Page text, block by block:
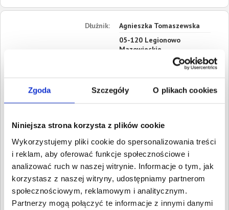
Zgoda Szczegóły O plikach cookies
Niniejsza strona korzysta z plików cookie
Wykorzystujemy pliki cookie do spersonalizowania treści
i reklam, aby oferować funkcje społecznościowe i
analizować ruch w naszej witrynie. Informacje o tym, jak
korzystasz z naszej witryny, udostępniamy partnerom
społecznościowym, reklamowym i analitycznym.
Partnerzy mogą połączyć te informacje z innymi danymi
Dłużnik:
Agnieszka Tomaszewska
05-120 Legionowo
Mazowieckie
Data wymagalności:22
Wartość:43,80 PLN
Data wymagalności:
22
września 2013
W sumie: Wartość:918,80 PLN
Koszty sądowe:210,00 PLN
Spłacono:
0,00 PLN